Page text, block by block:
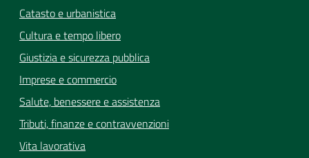
Catasto e urbanistica
Cultura e tempo libero
Giustizia e sicurezza pubblica
Imprese e commercio
Salute, benessere e assistenza
Tributi, finanze e contravvenzioni
Vita lavorativa